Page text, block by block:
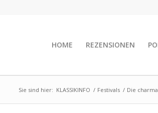
HOME REZENSIONEN
Sie sind hier: KLASSIKINFO / Festivals / Die